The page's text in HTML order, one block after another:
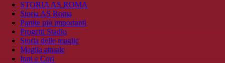
STORIA AS ROMA
Storia AS Roma
Partite più importanti
Progetti Stadio
Storia delle maglie
Maglia attuale
Inni e Cori